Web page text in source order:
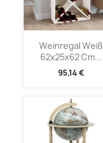
Weinregal Weiß
62x25x62 Cm...
95,14 €